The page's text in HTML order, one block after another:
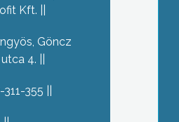
Kft.
Göncz
4.
355